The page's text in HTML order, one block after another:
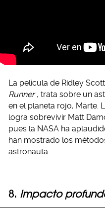
La película de Ridley
Runner , trata sobre un
en el planeta rojo, Marte.
logra sobrevivir Matt
pues la NASA ha
han mostrado los
astronauta.
8. Impacto